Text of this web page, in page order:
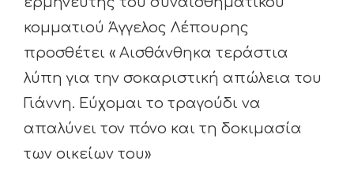
κομματιού Άγγελος Λέπουρης
προσθέτει « Αισθάνθηκα τεράστια
λύπη για την σοκαριστική απώλεια του
Γιάννη. Εύχομαι το τραγούδι να
απαλύνει τον πόνο και τη δοκιμασία
των οικείων του»